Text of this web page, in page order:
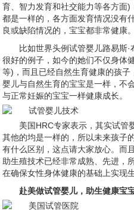
育、智力发育和社交能力等各方面
都是一样的，各方面发育情况没有
良或缺陷情况的，宝宝都非常健康。
比如世界头例试管婴儿路易斯
很好的例子，如今的她们不仅身体
等)，而且已经自然生育健康的孩
婴儿与自然生育的宝宝是一样，不
与正常妊娠的宝宝一样健康成长。
美国HRC专家表示，其实试管
其他的均是一样的，所以未来孩子
有什么区别，这点请大家放心。而
助生殖技术已经非常成熟、先进，
在确保女性身体健康的基础上实现
赴美做试管婴儿，助生健康宝